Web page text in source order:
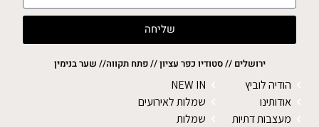
שליחה
ירושלים // סטודיו כפר עציון // פתח תקווה// שער בנימין
הודיה לוביץ
אודותינו
מעצבות דתיות
NEW IN
שמלות לאירועים
שמלות